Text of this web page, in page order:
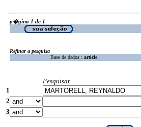
p�gina 1 de 1
Refinar a pesquisa
Base de dados : article
Pesquisar
1
2
3